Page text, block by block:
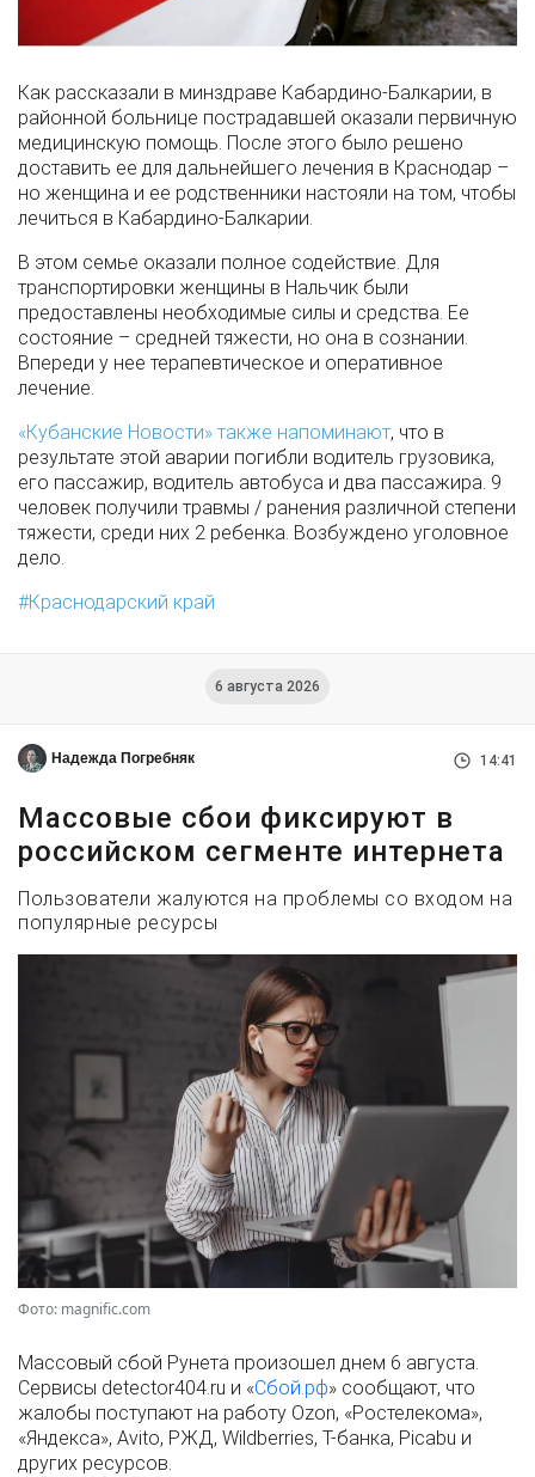
Как рассказали в минздраве Кабардино-Балкарии, в
районной больнице пострадавшей оказали первичную
медицинскую помощь. После этого было решено
доставить ее для дальнейшего лечения в Краснодар –
но женщина и ее родственники настояли на том, чтобы
лечиться в Кабардино-Балкарии.
В этом семье оказали полное содействие. Для
транспортировки женщины в Нальчик были
предоставлены необходимые силы и средства. Ее
состояние – средней тяжести, но она в сознании.
Впереди у нее терапевтическое и оперативное
лечение.
«Кубанские Новости» также напоминают, что в
результате этой аварии погибли водитель грузовика,
его пассажир, водитель автобуса и два пассажира. 9
человек получили травмы / ранения различной степени
тяжести, среди них 2 ребенка. Возбуждено уголовное
дело.
Краснодарский край
6 августа 2026
Надежда Погребняк 14:41
Массовые сбои фиксируют в
российском сегменте интернета
Пользователи жалуются на проблемы со входом на
популярные ресурсы
Фото: magnific.com
Массовый сбой Рунета произошел днем 6 августа.
Сервисы detector404.ru и «Сбой.рф» сообщают, что
жалобы поступают на работу Ozon, «Ростелекома»,
«Яндекса», Avito, РЖД, Wildberries, Т-банка, Picabu и
других ресурсов.